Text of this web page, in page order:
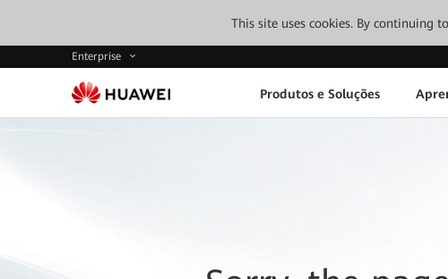
This site uses cookies. By continuing
Enterprise
Produtos e Soluções